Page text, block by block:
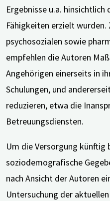
Ergebnisse u.a.
Fähigkeiten erzielt wurden.
psychosozialen sowie
empfehlen die Autoren
Angehörigen einerseits in
Schulungen, und
reduzieren, etwa die
Betreuungsdiensten.
Um die Versorgung künftig
soziodemografische
nach Ansicht der Autoren
Untersuchung der